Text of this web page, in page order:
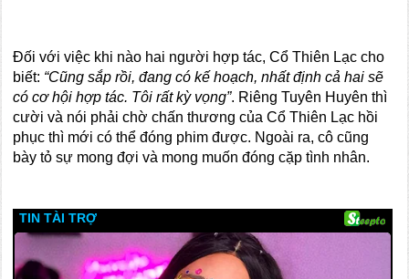
Đối với việc khi nào hai người hợp tác, Cổ Thiên Lạc cho
biết: “Cũng sắp rồi, đang có kế hoạch, nhất định cả hai sẽ
có cơ hội hợp tác. Tôi rất kỳ vọng”. Riêng Tuyên Huyên thì
cười và nói phải chờ chấn thương của Cổ Thiên Lạc hồi
phục thì mới có thể đóng phim được. Ngoài ra, cô cũng
bày tỏ sự mong đợi và mong muốn đóng cặp tình nhân.